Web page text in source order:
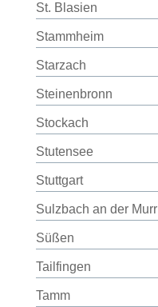
St. Blasien
Stammheim
Starzach
Steinenbronn
Stockach
Stutensee
Stuttgart
Sulzbach an der Murr
Süßen
Tailfingen
Tamm